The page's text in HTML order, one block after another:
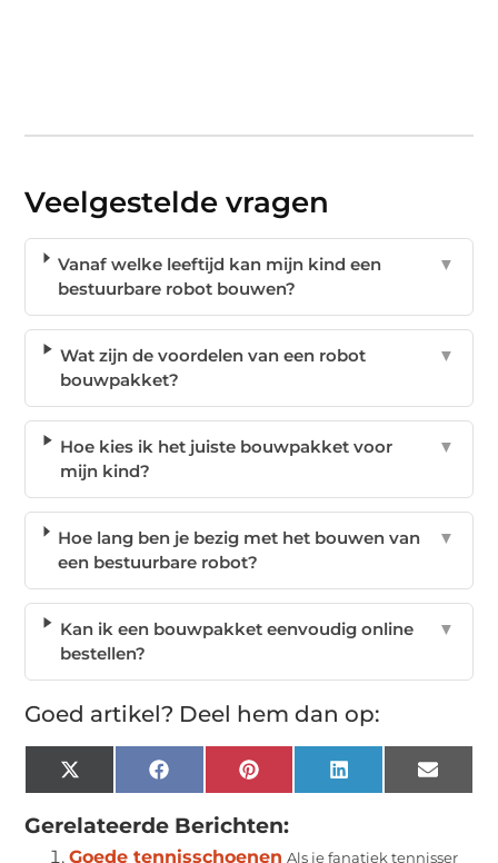
Veelgestelde vragen
Vanaf welke leeftijd kan mijn kind een
bestuurbare robot bouwen?
▼
Wat zijn de voordelen van een robot
bouwpakket?
▼
Hoe kies ik het juiste bouwpakket voor
mijn kind?
▼
Hoe lang ben je bezig met het bouwen van
een bestuurbare robot?
▼
Kan ik een bouwpakket eenvoudig online
bestellen?
▼
Goed artikel? Deel hem dan op:
X
(Twitter)
Facebook Pinterest LinkedIn Email
Gerelateerde Berichten:
Goede tennisschoenen Als je fanatiek tennisser